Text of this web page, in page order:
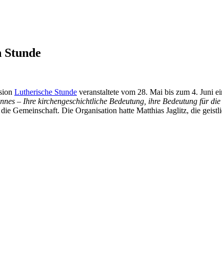
Lutherische Stunde veranstaltete vom 28. Mai bis zum 4. Juni
– Ihre kirchengeschichtliche Bedeutung, ihre Bedeutung für
Gemeinschaft. Die Organisation hatte Matthias Jaglitz, die